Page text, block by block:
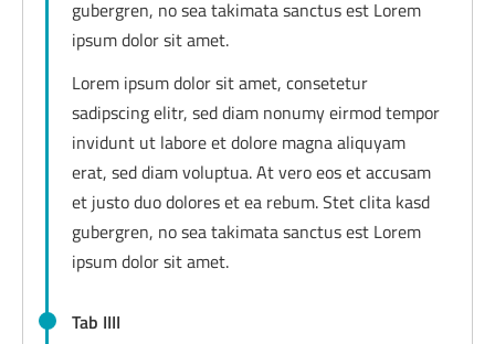
gubergren, no sea takimata sanctus est Lorem
ipsum dolor sit amet.
Lorem ipsum dolor sit amet, consetetur
sadipscing elitr, sed diam nonumy eirmod tempor
invidunt ut labore et dolore magna aliquyam
erat, sed diam voluptua. At vero eos et accusam
et justo duo dolores et ea rebum. Stet clita kasd
gubergren, no sea takimata sanctus est Lorem
ipsum dolor sit amet.
Tab IIII